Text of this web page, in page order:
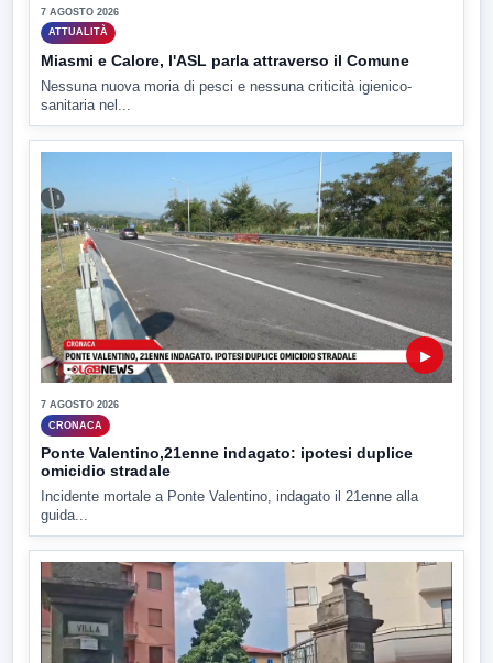
7 AGOSTO 2026
ATTUALITÀ
Miasmi e Calore, l'ASL parla attraverso il Comune
Nessuna nuova moria di pesci e nessuna criticità igienico-
sanitaria nel...
▶
7 AGOSTO 2026
CRONACA
Ponte Valentino,21enne indagato: ipotesi duplice
omicidio stradale
Incidente mortale a Ponte Valentino, indagato il 21enne alla
guida...